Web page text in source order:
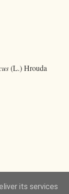
(L.) Hrouda
its services